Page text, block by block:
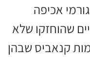
אכיפה
שהוחזקו שלא
השמידו 2 חממות קנאביס שבהן